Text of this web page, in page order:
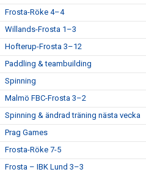
Frosta-Röke 4–4
Willands-Frosta 1–3
Hofterup-Frosta 3–12
Paddling & teambuilding
Spinning
Malmö FBC-Frosta 3–2
Spinning & ändrad träning nästa vecka
Prag Games
Frosta-Röke 7-5
Frosta – IBK Lund 3–3